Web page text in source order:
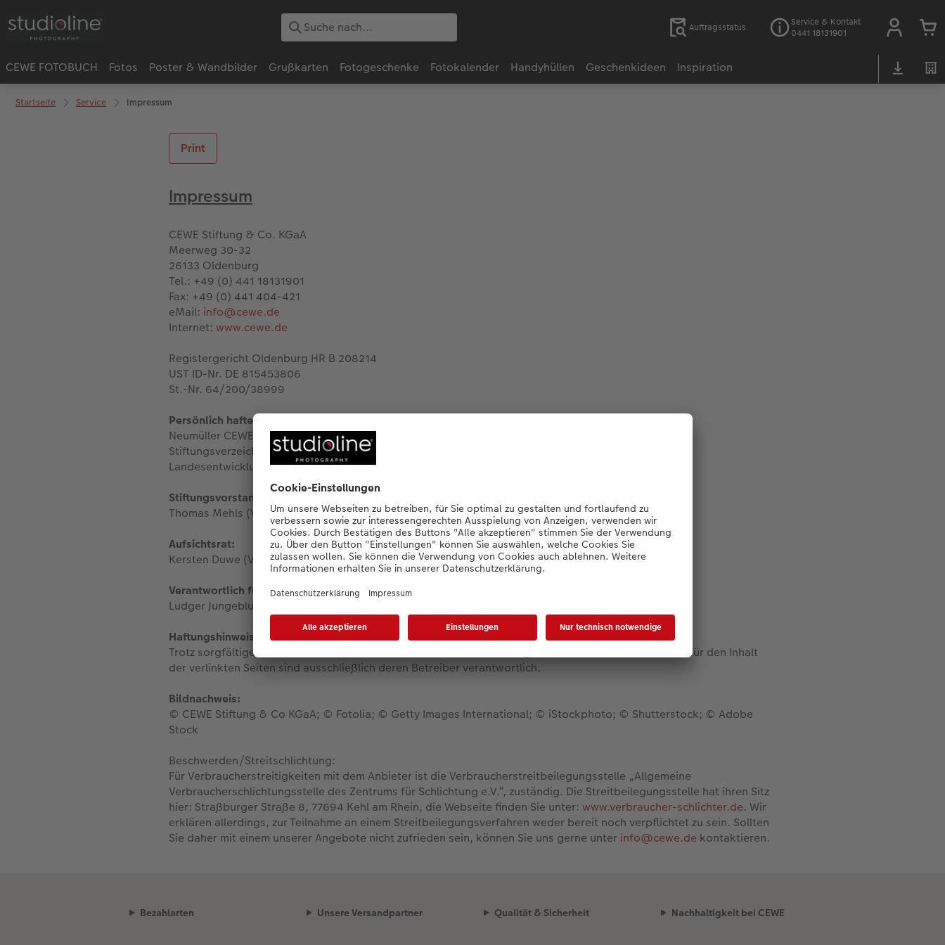
Auftragsstatus
Service & Kontakt
0441 18131901
CEWE FOTOBUCH Fotos Poster & Wandbilder Grußkarten Fotogeschenke Fotokalender Handyhüllen Geschenkideen Inspiration
Startseite Service Impressum
Print
Impressum
CEWE Stiftung & Co. KGaA
Meerweg 30-32
26133 Oldenburg
Tel.: +49 (0) 441 18131901
Fax: +49 (0) 441 404-421
eMail: info@cewe.de
Internet: www.cewe.de
Registergericht Oldenburg HR B 208214
UST ID-Nr. DE 815453806
St.-Nr. 64/200/38999
Persönlich haftende geschäftsführende und vertretungsberechtigte Gesellschafterin:
Neumüller CEWE COLOR Stiftung, Sitz: Oldenburg;
Stiftungsverzeichnis der rechtsfähigen Stiftungen des bürgerlichen Rechts des Amtes für regionale
Landesentwicklung Weser-Ems Nummer 15(034).
Stiftungsvorstand:
Thomas Mehls (Vorsitzender), Patrick Berkhouwer, Dr. Reiner Fageth, Carsten Heitkamp, Sirka Hintze
Aufsichtsrat:
Kersten Duwe (Vorsitzender)
Verantwortlich für den Inhalt nach § 18 Abs. 2 MStV:
Ludger Jungeblut
Haftungshinweis:
Trotz sorgfältiger inhaltlicher Kontrolle übernehmen wir keine Haftung für die Inhalte externer Links. Für den Inhalt
der verlinkten Seiten sind ausschließlich deren Betreiber verantwortlich.
Bildnachweis:
© CEWE Stiftung & Co KGaA; © Fotolia; © Getty Images International; © iStockphoto; © Shutterstock; © Adobe
Stock
Beschwerden/Streitschlichtung:
Für Verbraucherstreitigkeiten mit dem Anbieter ist die Verbraucherstreitbeilegungsstelle „Allgemeine
Verbraucherschlichtungsstelle des Zentrums für Schlichtung e.V.“, zuständig. Die Streitbeilegungsstelle hat ihren Sitz
hier: Straßburger Straße 8, 77694 Kehl am Rhein, die Webseite finden Sie unter: www.verbraucher-schlichter.de. Wir
erklären allerdings, zur Teilnahme an einem Streitbeilegungsverfahren weder bereit noch verpflichtet zu sein. Sollten
Sie daher mit einem unserer Angebote nicht zufrieden sein, können Sie uns gerne unter info@cewe.de kontaktieren.
Bezahlarten Unsere Versandpartner Qualität & Sicherheit Nachhaltigkeit bei CEWE